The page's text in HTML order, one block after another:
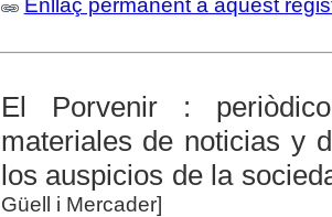
Enllaç permanent a aquest
El Porvenir :
materiales de noticias y
los auspicios de la
Güell i Mercader]